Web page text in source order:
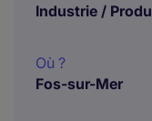
Industrie /
Où ?
Fos-sur-Mer